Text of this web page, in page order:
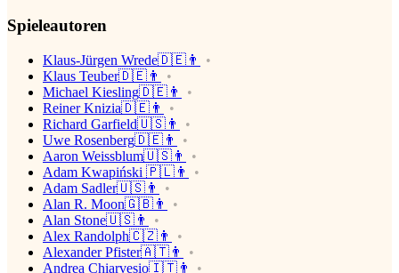
Spieleautoren
Klaus-Jürgen Wrede🇩🇪👨
Klaus Teuber🇩🇪👨
Michael Kiesling🇩🇪👨
Reiner Knizia🇩🇪👨
Richard Garfield🇺🇸👨
Uwe Rosenberg🇩🇪👨
Aaron Weissblum🇺🇸👨
Adam Kwapiński 🇵🇱👨
Adam Sadler🇺🇸👨
Alan R. Moon🇬🇧👨
Alan Stone🇺🇸👨
Alex Randolph🇨🇿👨
Alexander Pfister🇦🇹👨
Andrea Chiarvesio🇮🇹👨